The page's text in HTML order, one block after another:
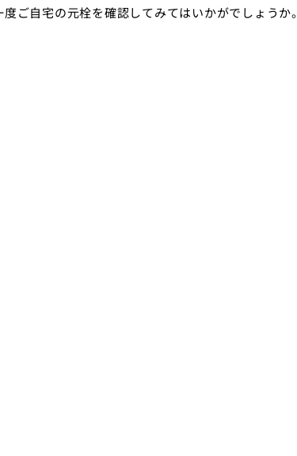
ご自宅の元栓を確認してみてはいかがでしょうか。